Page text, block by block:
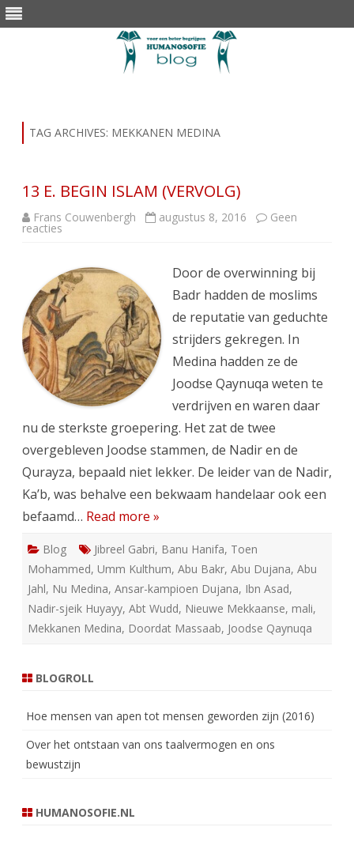
TAG ARCHIVES: MEKKANEN MEDINA
13 E. BEGIN ISLAM (VERVOLG)
Frans Couwenbergh augustus 8, 2016 Geen
reacties
ISLAM
(VERVOLG)
Door de overwinning bij
Badr hadden de moslims
de reputatie van geduchte
strijders gekregen. In
Medina hadden ze de
Joodse Qaynuqa weten te
verdrijven en waren daar
nu de sterkste groepering. Het zat de twee
overgebleven Joodse stammen, de Nadir en de
Qurayza, bepaald niet lekker. De leider van de Nadir,
Ka’b, was behalve een bekwaam handelaar ook een
befaamd… Read more »
Blog Jibreel Gabri, Banu Hanifa, Toen
Mohammed, Umm Kulthum, Abu Bakr, Abu Dujana, Abu
Jahl, Nu Medina, Ansar-kampioen Dujana, Ibn Asad,
Nadir-sjeik Huyayy, Abt Wudd, Nieuwe Mekkaanse, mali,
Mekkanen Medina, Doordat Massaab, Joodse Qaynuqa
BLOGROLL
Hoe mensen van apen tot mensen geworden zijn (2016)
Over het ontstaan van ons taalvermogen en ons
bewustzijn
HUMANOSOFIE.NL